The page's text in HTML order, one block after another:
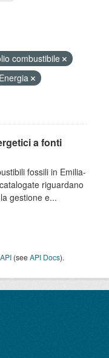
combustibile
Energia
a fonti
fossili in Emilia-
riguardano
gestione e...
API (seeAPI Docs).